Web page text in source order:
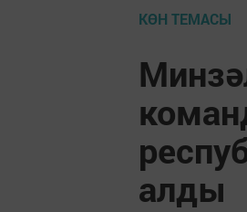
КӨН ТЕМАСЫ
алды